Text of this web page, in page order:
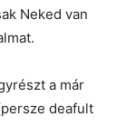
Neked van
a már
deafult